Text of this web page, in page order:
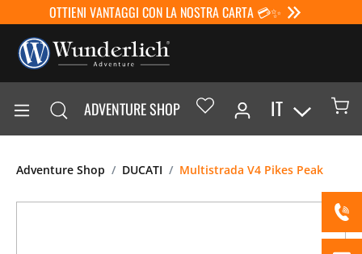
OTTIENI VANTAGGI CON LA NOSTRA CARTA 💳✨
ADVENTURE SHOP IT
Adventure Shop DUCATI Multistrada V4 Pikes Peak